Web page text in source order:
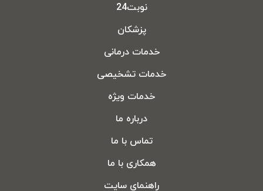
نوبت24
پزشکان
خدمات درمانی
خدمات تشخیصی
خدمات ویژه
درباره ما
تماس با ما
همکاری با ما
راهنمای سایت